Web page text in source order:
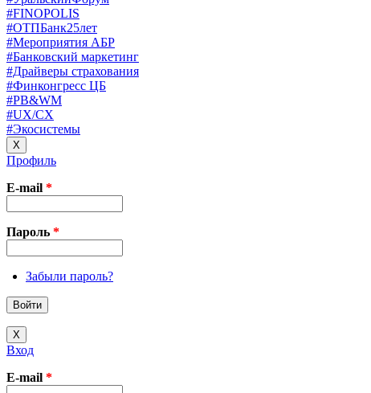
#FINOPOLIS
#ОТПБанк25лет
#Мероприятия АБР
#Банковский маркетинг
#Драйверы страхования
#Финконгресс ЦБ
#PB&WM
#UX/CX
#Экосистемы
X
Профиль
E-mail *
Пароль *
Забыли пароль?
X
Вход
E-mail *